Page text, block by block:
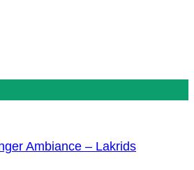
Ambiance – Lakrids